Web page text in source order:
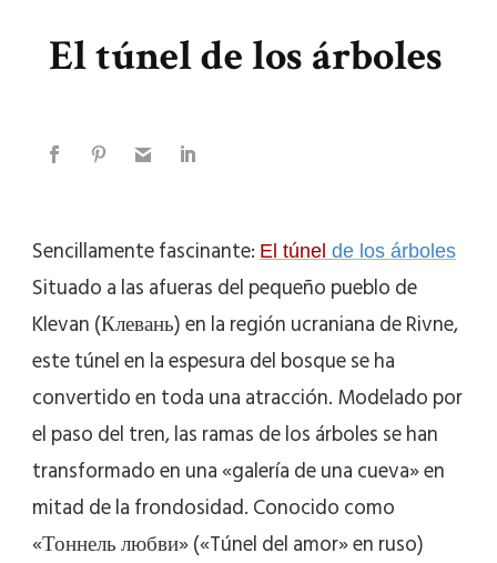
El túnel de los árboles
Sencillamente fascinante: El túnel de los árboles
Situado a las afueras del pequeño pueblo de
Klevan (Клевань) en la región ucraniana de Rivne,
este túnel en la espesura del bosque se ha
convertido en toda una atracción. Modelado por
el paso del tren, las ramas de los árboles se han
transformado en una «galería de una cueva» en
mitad de la frondosidad. Conocido como
«Тоннель любви» («Túnel del amor» en ruso)